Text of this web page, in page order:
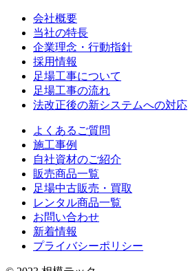
会社概要
当社の特長
企業理念・行動指針
採用情報
足場工事について
足場工事の流れ
法改正後の新システムへの対応
よくあるご質問
施工事例
自社資材のご紹介
販売商品一覧
足場中古販売・買取
レンタル商品一覧
お問い合わせ
新着情報
プライバシーポリシー